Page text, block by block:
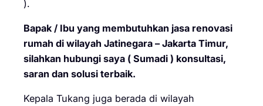
).
Bapak / Ibu yang membutuhkan jasa renovasi
rumah di wilayah Jatinegara – Jakarta Timur,
silahkan hubungi saya ( Sumadi ) konsultasi,
saran dan solusi terbaik.
Kepala Tukang juga berada di wilayah